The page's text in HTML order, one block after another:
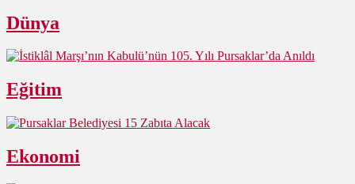
Dünya
Eğitim
Ekonomi